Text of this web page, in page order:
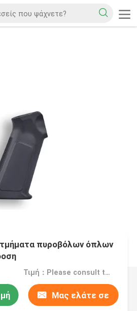
πυροβόλων όπλων
Τιμή：Please consult the sales representative for details
Μας ελάτε σε